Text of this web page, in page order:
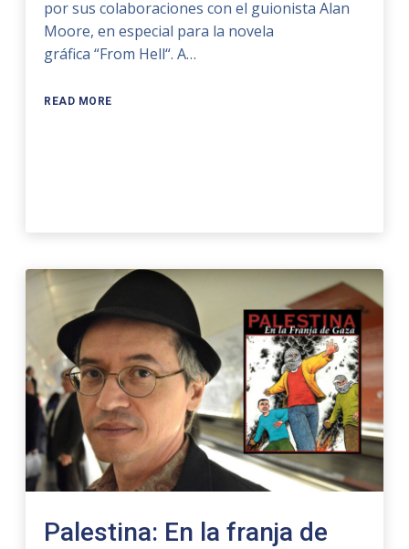
por sus colaboraciones con el guionista Alan
Moore, en especial para la novela
gráfica “From Hell“. A…
READ MORE
Palestina: En la franja de